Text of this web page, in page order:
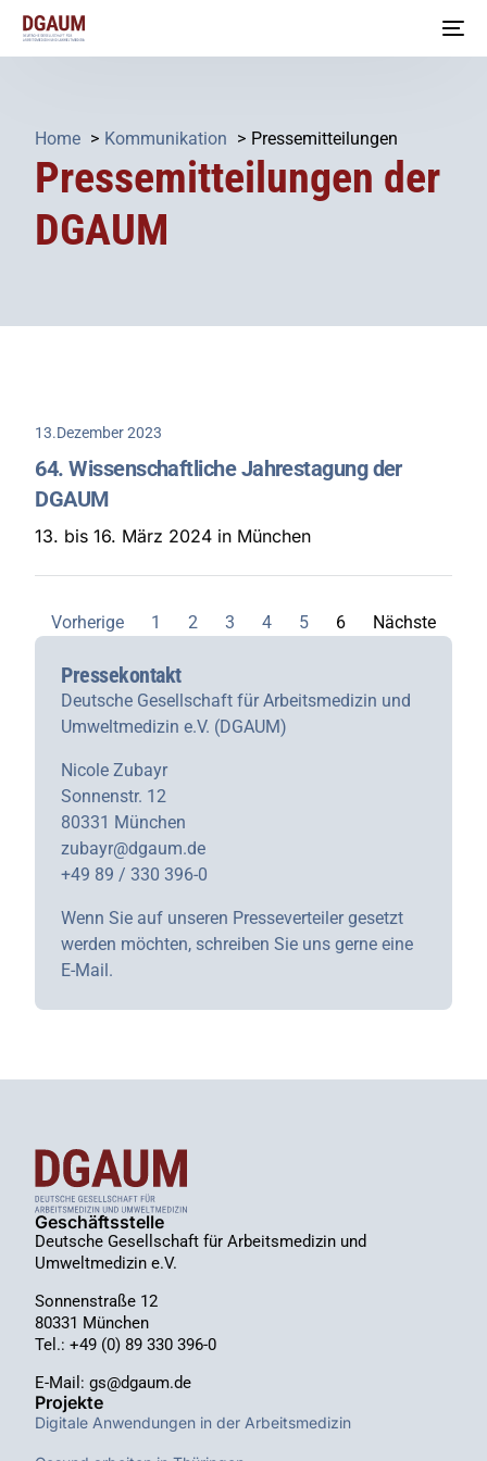
Home Kommunikation Pressemitteilungen
Pressemitteilungen der
DGAUM
13.Dezember 2023
64. Wissenschaftliche Jahrestagung der
DGAUM
13. bis 16. März 2024 in München
Vorherige 1 2 3 4 5 6 Nächste
Pressekontakt
Deutsche Gesellschaft für Arbeitsmedizin und
Umweltmedizin e.V. (DGAUM)
Nicole Zubayr
Sonnenstr. 12
80331 München
zubayr@dgaum.de
+49 89 / 330 396-0
Wenn Sie auf unseren Presseverteiler gesetzt
werden möchten, schreiben Sie uns gerne eine
E-Mail.
Geschäftsstelle
Deutsche Gesellschaft für Arbeitsmedizin und
Umweltmedizin e.V.
Sonnenstraße 12
80331 München
Tel.: +49 (0) 89 330 396-0
E-Mail: gs@dgaum.de
Projekte
Digitale Anwendungen in der Arbeitsmedizin